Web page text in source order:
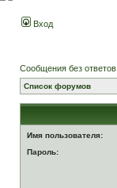
Вход
Сообщения без ответов
Список форумов
Имя пользователя:
Пароль: